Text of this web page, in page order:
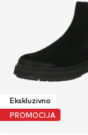
Ekskluzivno
PROMOCIJA